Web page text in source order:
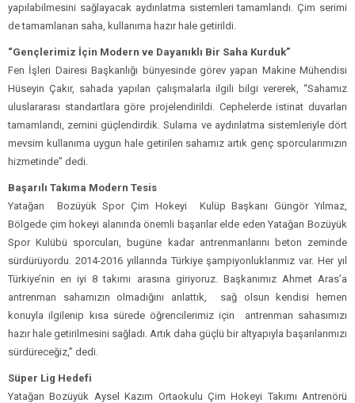
yapılabilmesini sağlayacak aydınlatma sistemleri tamamlandı. Çim serimi
de tamamlanan saha, kullanıma hazır hale getirildi.
“Gençlerimiz İçin Modern ve Dayanıklı Bir Saha Kurduk”
Fen İşleri Dairesi Başkanlığı bünyesinde görev yapan Makine Mühendisi
Hüseyin Çakır, sahada yapılan çalışmalarla ilgili bilgi vererek, “Sahamız
uluslararası standartlara göre projelendirildi. Cephelerde istinat duvarları
tamamlandı, zemini güçlendirdik. Sulama ve aydınlatma sistemleriyle dört
mevsim kullanıma uygun hale getirilen sahamız artık genç sporcularımızın
hizmetinde” dedi.
Başarılı Takıma Modern Tesis
Yatağan Bozüyük Spor Çim Hokeyi Kulüp Başkanı Güngör Yılmaz,
Bölgede çim hokeyi alanında önemli başarılar elde eden Yatağan Bozüyük
Spor Kulübü sporcuları, bugüne kadar antrenmanlarını beton zeminde
sürdürüyordu. 2014-2016 yıllarında Türkiye şampiyonluklarımız var. Her yıl
Türkiye’nin en iyi 8 takımı arasına giriyoruz. Başkanımız Ahmet Aras’a
antrenman sahamızın olmadığını anlattık, sağ olsun kendisi hemen
konuyla ilgilenip kısa sürede öğrencilerimiz için antrenman sahasımızı
hazır hale getirilmesini sağladı. Artık daha güçlü bir altyapıyla başarılarımızı
sürdüreceğiz,” dedi.
Süper Lig Hedefi
Yatağan Bozüyük Aysel Kazım Ortaokulu Çim Hokeyi Takımı Antrenörü